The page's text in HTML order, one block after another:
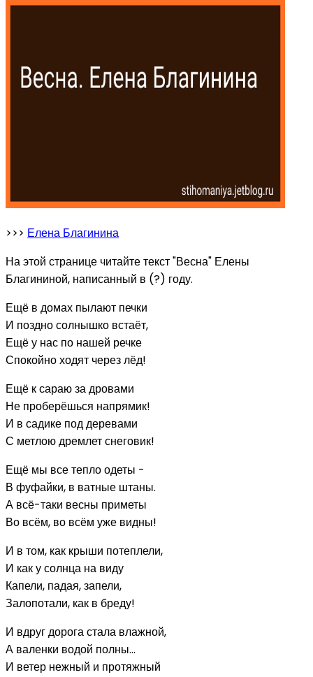
>>> Елена Благинина
На этой странице читайте текст "Весна" Елены
Благининой, написанный в (?) году.
Ещё в домах пылают печки
И поздно солнышко встаёт,
Ещё у нас по нашей речке
Спокойно ходят через лёд!
Ещё к сараю за дровами
Не проберёшься напрямик!
И в садике под деревами
С метлою дремлет снеговик!
Ещё мы все тепло одеты -
В фуфайки, в ватные штаны.
А всё-таки весны приметы
Во всём, во всём уже видны!
И в том, как крыши потеплели,
И как у солнца на виду
Капели, падая, запели,
Залопотали, как в бреду!
И вдруг дорога стала влажной,
А валенки водой полны...
И ветер нежный и протяжный